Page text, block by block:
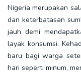
Nigeria merupakan
dan keterbatasan
jauh demi
layak konsumsi.
baru bagi warga
hari seperti minum,